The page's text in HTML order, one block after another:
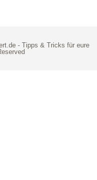
- Tipps & Tricks für eure